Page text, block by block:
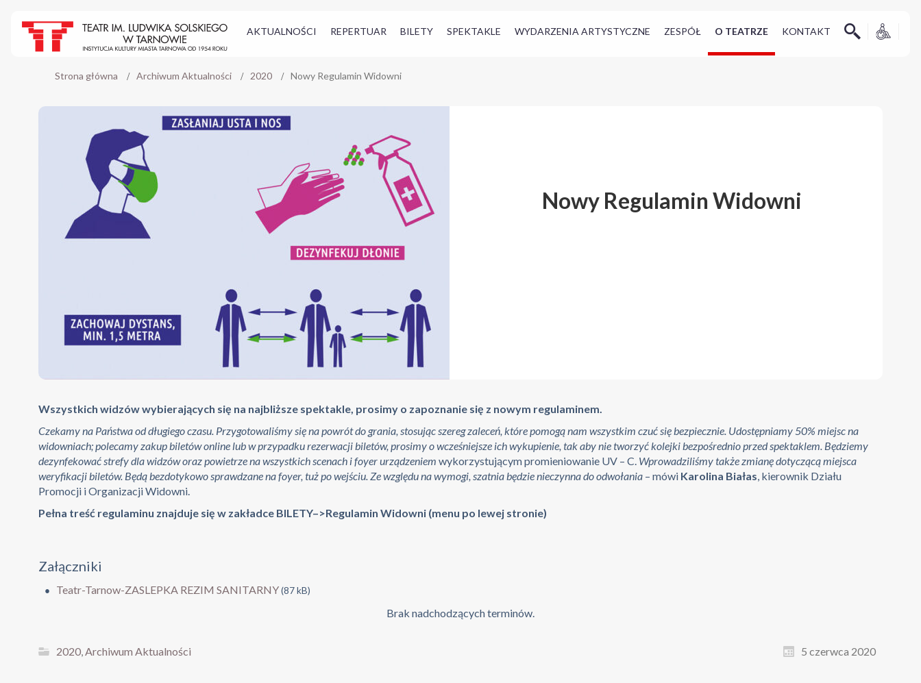
AKTUALNOŚCI REPERTUAR BILETY SPEKTAKLE WYDARZENIA ARTYSTYCZNE ZESPÓŁ O TEATRZE KONTAKT
Strona główna Archiwum Aktualności 2020 Nowy Regulamin Widowni
Nowy Regulamin Widowni
Wszystkich widzów wybierających się na najbliższe spektakle, prosimy o zapoznanie się z nowym regulaminem.
Czekamy na Państwa od długiego czasu. Przygotowaliśmy się na powrót do grania, stosując szereg zaleceń, które pomogą nam wszystkim czuć się bezpiecznie. Udostępniamy 50% miejsc na
widowniach; polecamy zakup biletów online lub w przypadku rezerwacji biletów, prosimy o wcześniejsze ich wykupienie, tak aby nie tworzyć kolejki bezpośrednio przed spektaklem. Będziemy
dezynfekować strefy dla widzów oraz powietrze na wszystkich scenach i foyer urządzeniem wykorzystującym promieniowanie UV – C. Wprowadziliśmy także zmianę dotyczącą miejsca
weryfikacji biletów. Będą bezdotykowo sprawdzane na foyer, tuż po wejściu. Ze względu na wymogi, szatnia będzie nieczynna do odwołania – mówi Karolina Białas, kierownik Działu
Promocji i Organizacji Widowni.
Pełna treść regulaminu znajduje się w zakładce BILETY–>Regulamin Widowni (menu po lewej stronie)
Załączniki
Teatr-Tarnow-ZASLEPKA REZIM SANITARNY(87 kB)
Brak nadchodzących terminów.
2020,Archiwum Aktualności 5 czerwca 2020